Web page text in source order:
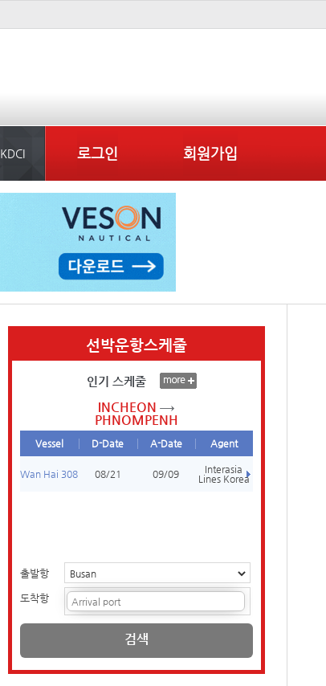
KDCI 로그인 회원가입
선박운항스케줄
인기 스케줄
INCHEON
PHNOMPENH
Vessel D-Date A-Date Agent
Wan Hai 308 08/21 09/09
Interasia
Lines Korea
출발항
도착항
검색